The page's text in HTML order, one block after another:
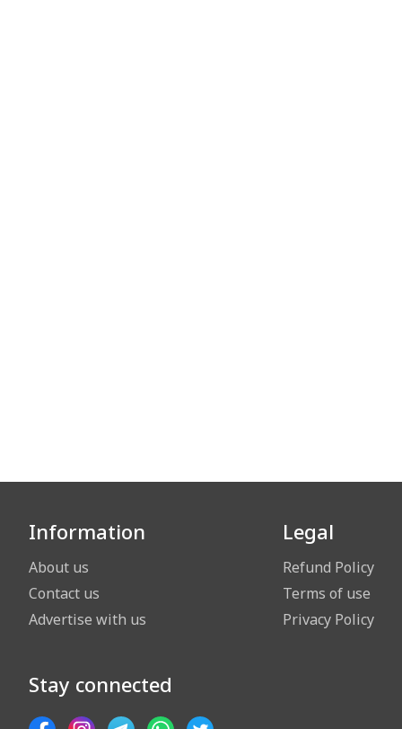
Information
About us
Contact us
Advertise with us
Legal
Refund Policy
Terms of use
Privacy Policy
Stay connected